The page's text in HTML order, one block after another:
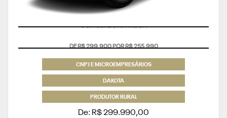
CNPJ E MICROEMPRESÁRIOS
DAKOTA
PRODUTOR RURAL
De: R$ 299.990,00